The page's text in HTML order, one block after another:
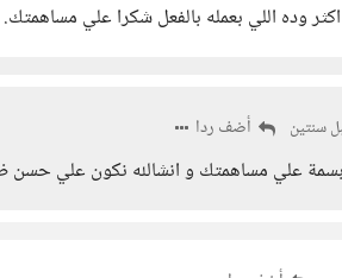
وده اللي بعمله بالفعل شكرا علي مساهمتك.
سنتين أضف ردا
علي مساهمتك و انشالله نكون علي حسن